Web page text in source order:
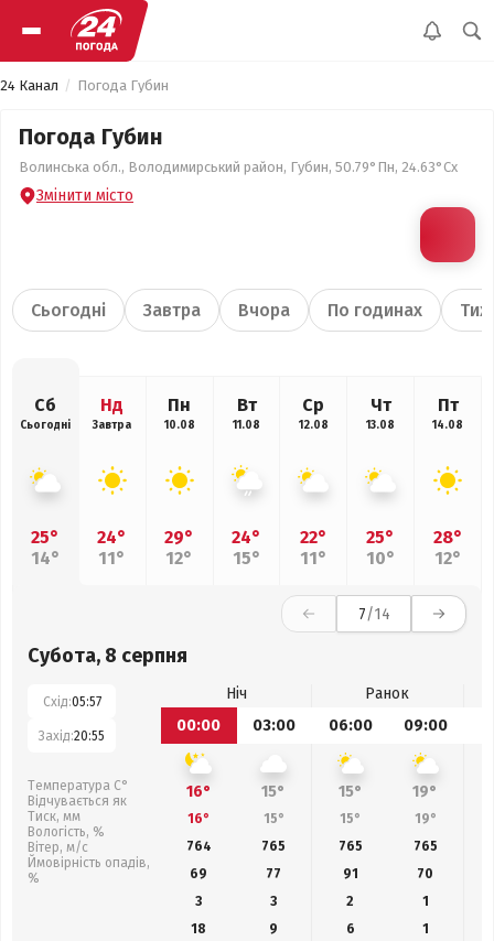
24 Канал Погода Губин
Погода Губин
Волинська обл., Володимирський район, Губин, 50.79°Пн, 24.63°Сх
Змінити місто
Сьогодні Завтра Вчора По годинах
Сб
Сьогодні
25°
14°
Нд
Завтра
24°
11°
Пн
10.08
29°
12°
Вт
11.08
24°
15°
Ср
12.08
22°
11°
Чт
13.08
25°
10°
Пт
14.08
28°
12°
7/14
Субота, 8 серпня
Схід:05:57
Захід:20:55
Температура С°
Відчувається як
Тиск, мм
Вологість, %
Вітер, м/с
Ймовірність опадів,
%
Ніч
Ранок
00:00
03:00 06:00 09:00
16° 15° 15° 19°
16° 15° 15° 19°
764
765 765 765
69
77 91 70
3
3 2
1
18
9 6 1